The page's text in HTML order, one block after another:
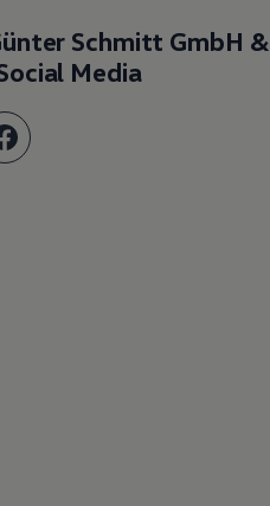
Schmitt GmbH &
Media